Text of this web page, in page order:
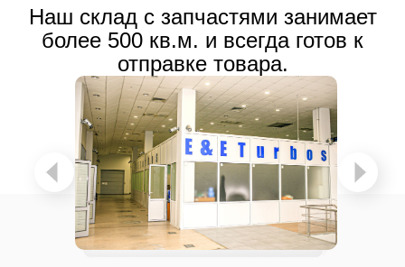
Наш склад с запчастями занимает
более 500 кв.м. и всегда готов к
отправке товара.